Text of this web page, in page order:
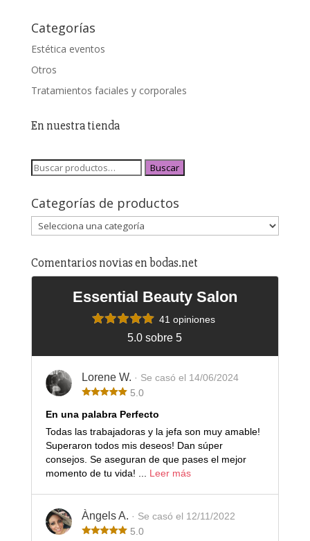
Categorías
Estética eventos
Otros
Tratamientos faciales y corporales
En nuestra tienda
Buscar
Categorías de productos
Comentarios novias en bodas.net
Essential Beauty Salon
41 opiniones
5.0 sobre 5
Lorene W. · Se casó el 14/06/2024
5.0
En una palabra Perfecto
Todas las trabajadoras y la jefa son muy amable!
Superaron todos mis deseos! Dan súper
consejos. Se aseguran de que pases el mejor
momento de tu vida! ... Leer más
Àngels A. · Se casó el 12/11/2022
5.0